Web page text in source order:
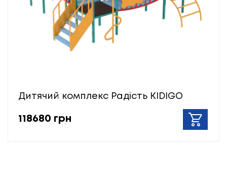
Дитячий комплекс Радість KIDIGO
118680 грн